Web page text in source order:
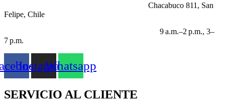
Chacabuco 811, San
Felipe, Chile
9 a.m.–2 p.m., 3–
7 p.m.
InstagramWhatsapp
SERVICIO AL CLIENTE